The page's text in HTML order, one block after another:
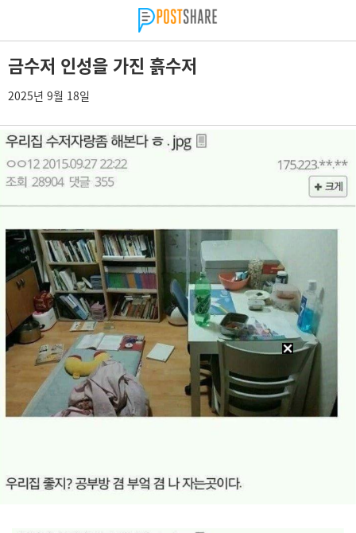
금수저 인성을 가진 흙수저
2025년 9월 18일